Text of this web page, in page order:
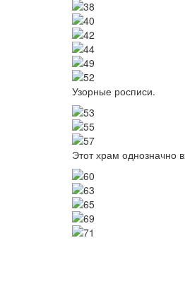
Image
Image
Image
Image
Image
Image
Узорные росписи.
Image
Image
Image
Этот храм однозначно
Image
Image
Image
Image
Image